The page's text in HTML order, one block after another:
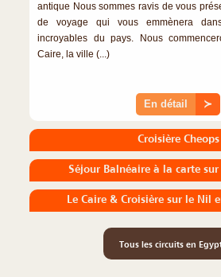
antique Nous sommes ravis de vous
de voyage qui vous emmènera
incroyables du pays. Nous
Caire, la ville (...)
En détail ≻
Croisière Cheops
Séjour Balnéaire à la carte
Le Caire & Croisière sur le Nil
Tous les circuits en